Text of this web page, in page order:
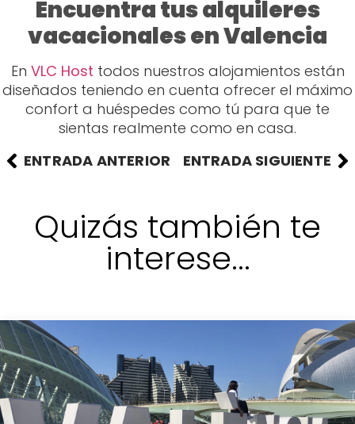
Encuentra tus alquileres
vacacionales en Valencia
En VLC Host todos nuestros alojamientos están
diseñados teniendo en cuenta ofrecer el máximo
confort a huéspedes como tú para que te
sientas realmente como en casa.
ENTRADA ANTERIOR
ENTRADA SIGUIENTE
Quizás también te
interese...